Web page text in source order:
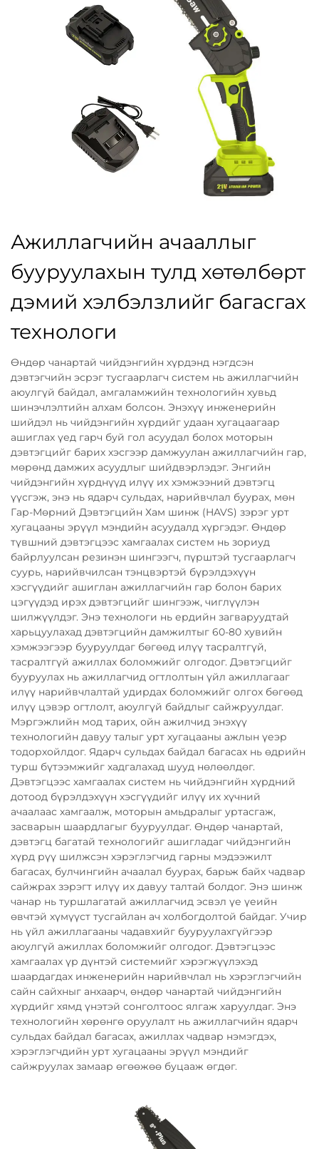
Ажиллагчийн ачааллыг
бууруулахын тулд хөтөлбөрт
дэмий хэлбэлзлийг багасгах
технологи
Өндөр чанартай чийдэнгийн хүрдэнд нэгдсэн
дэвтэгчийн эсрэг тусгаарлагч систем нь ажиллагчийн
аюулгүй байдал, амгаламжийн технологийн хувьд
шинэчлэлтийн алхам болсон. Энэхүү инженерийн
шийдэл нь чийдэнгийн хүрдийг удаан хугацаагаар
ашиглах үед гарч буй гол асуудал болох моторын
дэвтэгцийг барих хэсгээр дамжуулан ажиллагчийн гар,
мөрөнд дамжих асуудлыг шийдвэрлэдэг. Энгийн
чийдэнгийн хүрднүүд илүү их хэмжээний дэвтэгц
үүсгэж, энэ нь ядарч сульдах, нарийвчлал буурах, мөн
Гар-Мөрний Дэвтэгцийн Хам шинж (HAVS) зэрэг урт
хугацааны эрүүл мэндийн асуудалд хүргэдэг. Өндөр
түвшний дэвтэгцээс хамгаалах систем нь зориуд
байрлуулсан резинэн шингээгч, пүрштэй тусгаарлагч
суурь, нарийвчилсан тэнцвэртэй бүрэлдэхүүн
хэсгүүдийг ашиглан ажиллагчийн гар болон барих
цэгүүдэд ирэх дэвтэгцийг шингээж, чиглүүлэн
шилжүүлдэг. Энэ технологи нь ердийн загваруудтай
харьцуулахад дэвтэгцийн дамжилтыг 60-80 хувийн
хэмжээгээр бууруулдаг бөгөөд илүү тасралтгүй,
тасралтгүй ажиллах боломжийг олгодог. Дэвтэгцийг
бууруулах нь ажиллагчид огтлолтын үйл ажиллагааг
илүү нарийвчлалтай удирдах боломжийг олгох бөгөөд
илүү цэвэр огтлолт, аюулгүй байдлыг сайжруулдаг.
Мэргэжлийн мод тарих, ойн ажилчид энэхүү
технологийн давуу талыг урт хугацааны ажлын үеэр
тодорхойлдог. Ядарч сульдах байдал багасах нь өдрийн
турш бүтээмжийг хадгалахад шууд нөлөөлдөг.
Дэвтэгцээс хамгаалах систем нь чийдэнгийн хүрдний
дотоод бүрэлдэхүүн хэсгүүдийг илүү их хүчний
ачаалаас хамгаалж, моторын амьдралыг уртасгаж,
засварын шаардлагыг бууруулдаг. Өндөр чанартай,
дэвтэгц багатай технологийг ашигладаг чийдэнгийн
хүрд рүү шилжсэн хэрэглэгчид гарны мэдээжилт
багасах, булчингийн ачаалал буурах, барьж байх чадвар
сайжрах зэрэгт илүү их давуу талтай болдог. Энэ шинж
чанар нь туршлагатай ажиллагчид эсвэл үе үеийн
өвчтэй хүмүүст тусгайлан ач холбогдолтой байдаг. Учир
нь үйл ажиллагааны чадавхийг бууруулахгүйгээр
аюулгүй ажиллах боломжийг олгодог. Дэвтэгцээс
хамгаалах үр дүнтэй системийг хэрэгжүүлэхэд
шаардагдах инженерийн нарийвчлал нь хэрэглэгчийн
сайн сайхныг анхаарч, өндөр чанартай чийдэнгийн
хүрдийг хямд үнэтэй сонголтоос ялгаж харуулдаг. Энэ
технологийн хөрөнгө оруулалт нь ажиллагчийн ядарч
сульдах байдал багасах, ажиллах чадвар нэмэгдэх,
хэрэглэгчдийн урт хугацааны эрүүл мэндийг
сайжруулах замаар өгөөжөө буцааж өгдөг.